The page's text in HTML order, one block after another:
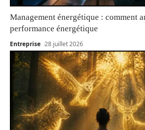
Management énergétique : comment
performance énergétique
Entreprise 28 juillet 2026